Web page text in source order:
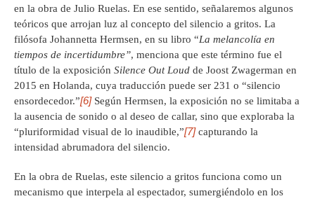
en la obra de Julio Ruelas. En ese sentido, señalaremos algunos
teóricos que arrojan luz al concepto del silencio a gritos. La
filósofa Johannetta Hermsen, en su libro “La melancolía en
tiempos de incertidumbre”, menciona que este término fue el
título de la exposición Silence Out Loud de Joost Zwagerman en
2015 en Holanda, cuya traducción puede ser 231 o “silencio
ensordecedor.”[6]Según Hermsen, la exposición no se limitaba a
la ausencia de sonido o al deseo de callar, sino que exploraba la
“pluriformidad visual de lo inaudible,”[7]capturando la
intensidad abrumadora del silencio.
En la obra de Ruelas, este silencio a gritos funciona como un
mecanismo que interpela al espectador, sumergiéndolo en los